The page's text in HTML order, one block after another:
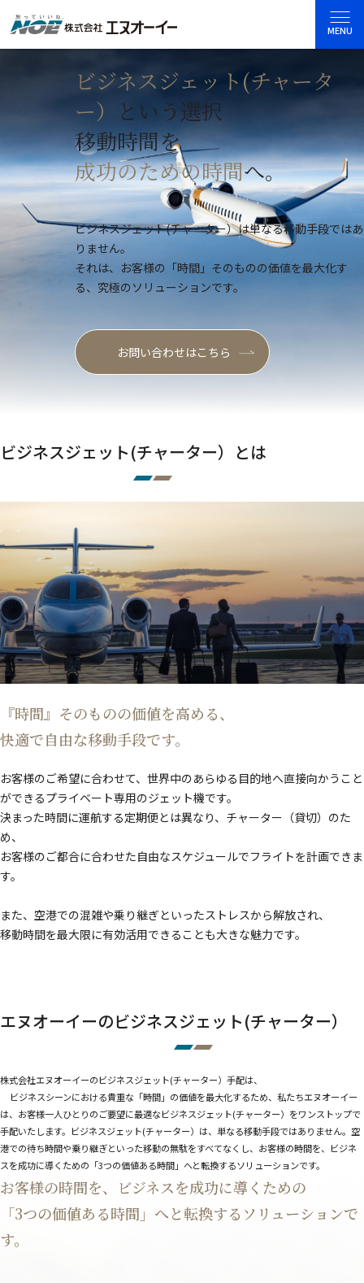
MENU
ビジネスジェット(チャータ
ー）
という選択
移動時間を
成功のための時間へ。
ビジネスジェット(チャーター）は単なる移動手段ではあ
りません。
それは、お客様の「時間」そのものの価値を最大化す
る、究極のソリューションです。
お問い合わせはこちら
ビジネスジェット(チャーター）とは
『時間』そのものの価値を高める、
快適で自由な移動手段です。
お客様のご希望に合わせて、世界中のあらゆる目的地へ直接向かうこと
ができるプライベート専用のジェット機です。
決まった時間に運航する定期便とは異なり、チャーター（貸切）のた
め、
お客様のご都合に合わせた自由なスケジュールでフライトを計画できま
す。
また、空港での混雑や乗り継ぎといったストレスから解放され、
移動時間を最大限に有効活用できることも大きな魅力です。
エヌオーイーのビジネスジェット(チャーター）
株式会社エヌオーイーのビジネスジェット(チャーター）手配は、
ビジネスシーンにおける貴重な「時間」の価値を最大化するため、私たちエヌオーイー
は、お客様一人ひとりのご要望に最適なビジネスジェット(チャーター）をワンストップで
手配いたします。ビジネスジェット(チャーター）は、単なる移動手段ではありません。空
港での待ち時間や乗り継ぎといった移動の無駄をすべてなくし、お客様の時間を、ビジネ
スを成功に導くための「3つの価値ある時間」へと転換するソリューションです。
お客様の時間を、ビジネスを成功に導くための
「3つの価値ある時間」へと転換するソリューションで
す。